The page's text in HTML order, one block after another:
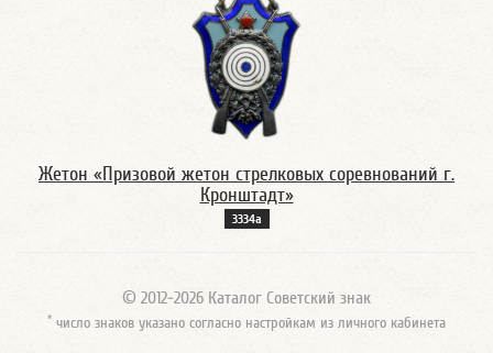
Жетон «Призовой жетон стрелковых соревнований г.
Кронштадт»
3334а
© 2012-2026 Каталог Советский знак
* число знаков указано согласно настройкам из личного кабинета